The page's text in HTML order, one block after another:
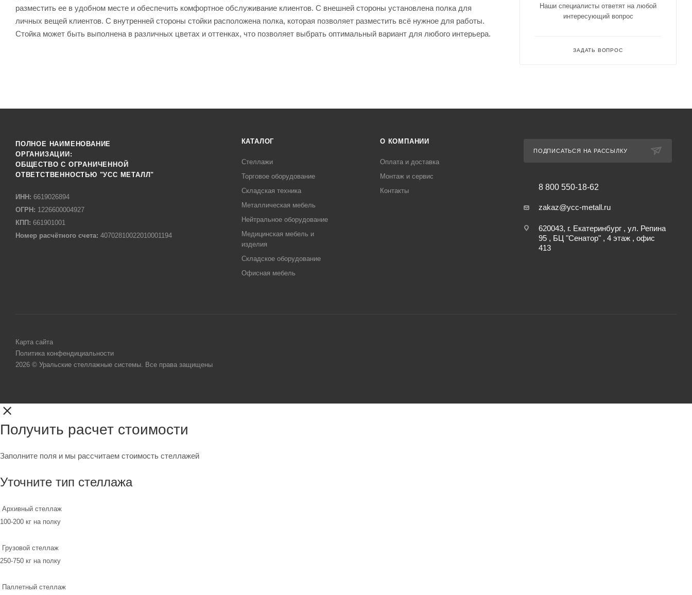
разместить ее в удобном месте и обеспечить комфортное обслуживание клиентов. С внешней стороны установлена полка для
личных вещей клиентов. С внутренней стороны стойки расположена полка, которая позволяет разместить всё нужное для работы.
Стойка может быть выполнена в различных цветах и оттенках, что позволяет выбрать оптимальный вариант для любого интерьера.
Наши специалисты ответят на любой
интересующий вопрос
ЗАДАТЬ ВОПРОС
ПОЛНОЕ НАИМЕНОВАНИЕ
ОРГАНИЗАЦИИ:
ОБЩЕСТВО С ОГРАНИЧЕННОЙ
ОТВЕТСТВЕННОСТЬЮ "УСС МЕТАЛЛ"
ИНН: 6619026894
ОГРН: 1226600004927
КПП: 661901001
Номер расчётного счета: 40702810022010001194
КАТАЛОГ
Стеллажи
Торговое оборудование
Складская техника
Металлическая мебель
Нейтральное оборудование
Медицинская мебель и
изделия
Складское оборудование
Офисная мебель
О КОМПАНИИ
Оплата и доставка
Монтаж и сервис
Контакты
ПОДПИСАТЬСЯ НА РАССЫЛКУ
8 800 550-18-62
zakaz@ycc-metall.ru
620043, г. Екатеринбург , ул. Репина
95 , БЦ "Сенатор" , 4 этаж , офис
413
Карта сайта
Политика конфендициальности
2026 © Уральские стеллажные системы. Все права защищены
Получить расчет стоимости
Заполните поля и мы рассчитаем стоимость стеллажей
Уточните тип стеллажа
Архивный стеллаж
100-200 кг на полку
Грузовой стеллаж
250-750 кг на полку
Паллетный стеллаж